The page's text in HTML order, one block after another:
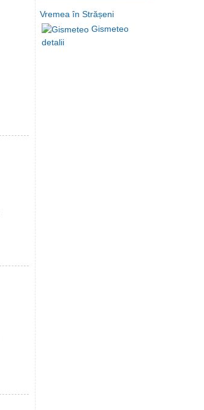
Vremea în Strășeni
Gismeteo
detalii